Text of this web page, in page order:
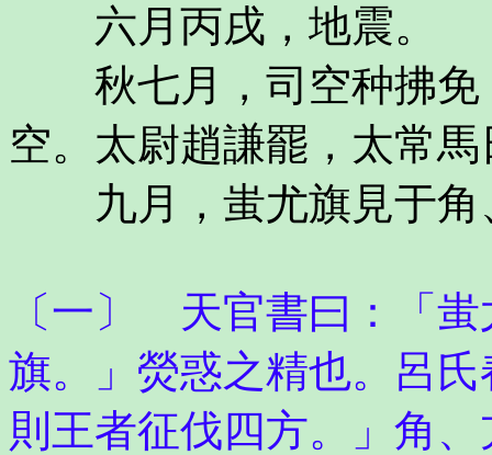
六月丙戌，地震。
秋七月，司空种拂免
空。太尉趙謙罷，太常
九月，蚩尤旗見于角
〔一〕 天官書曰：「
旗。」熒惑之精也。呂
則王者征伐四方。」角